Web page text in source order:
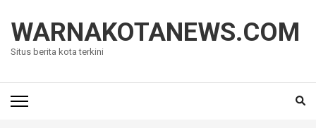
konten
(Tekan
WARNAKOTANEWS.COM
Situs berita kota terkini